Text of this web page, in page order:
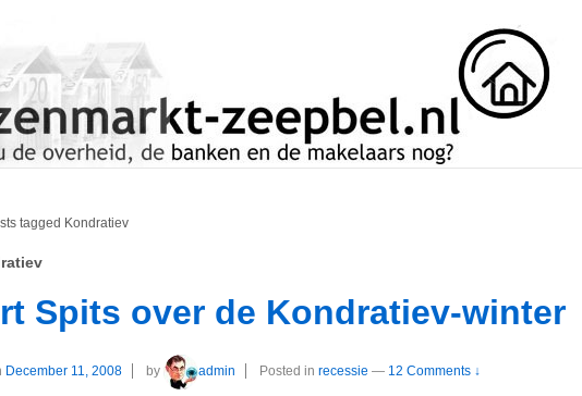
tagged Kondratiev
Spits over de Kondratiev-winter
December 11, 2008 by admin Posted in recessie — 12 Comments ↓